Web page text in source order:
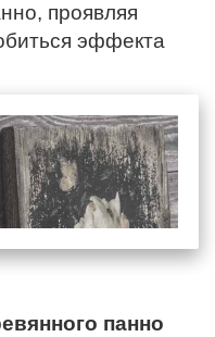
проявляя
эффекта
панно